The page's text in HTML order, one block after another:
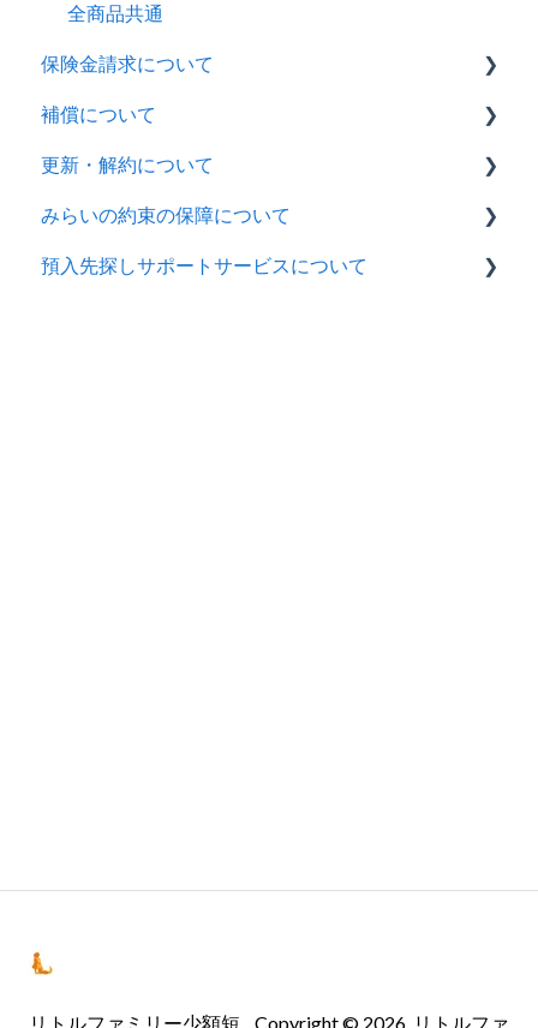
全商品共通
保険金請求について
ペット保険
みらいの約束
全商品共通
補償について
ペット保険
更新・解約について
ペット保険
みらいの約束
みらいの約束の保障について
みらいの約束
預入先探しサポートサービスについて
リトルファミリー少額短 Copyright © 2026, リトルファ